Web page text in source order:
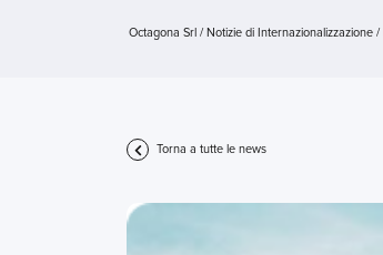
Octagona Srl / Notizie di Internazionalizzazione /
Torna a tutte le news